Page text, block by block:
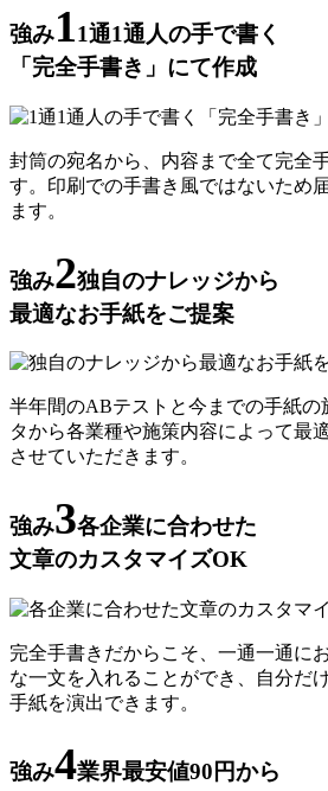
強み11通1通人の手で書く
「完全手書き」にて作成
封筒の宛名から、内容まで全て完全
す。印刷での手書き風ではないため
ます。
強み2独自のナレッジから
最適なお手紙をご提案
半年間のABテストと今までの手紙の
タから各業種や施策内容によって最
させていただきます。
強み3各企業に合わせた
文章のカスタマイズOK
完全手書きだからこそ、一通一通に
な一文を入れることができ、自分だ
手紙を演出できます。
強み4業界最安値90円から